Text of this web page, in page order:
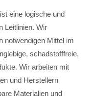
eine logische und
Leitlinien. Wir
notwendigen Mittel im
schadstofffreie,
Wir arbeiten mit
und Herstellern
Materialien und